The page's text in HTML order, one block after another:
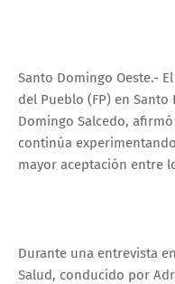
Santo Domingo Oeste.-
del Pueblo (FP) en
Domingo Salcedo,
continúa
mayor aceptación entre
Durante una entrevista
Salud, conducido por